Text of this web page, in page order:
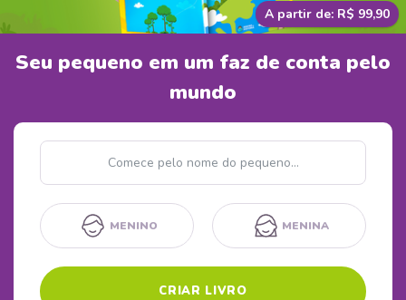
A partir de: R$ 99,90
Seu pequeno em um faz de conta pelo
mundo
Nome
MENINO MENINA
CRIAR LIVRO